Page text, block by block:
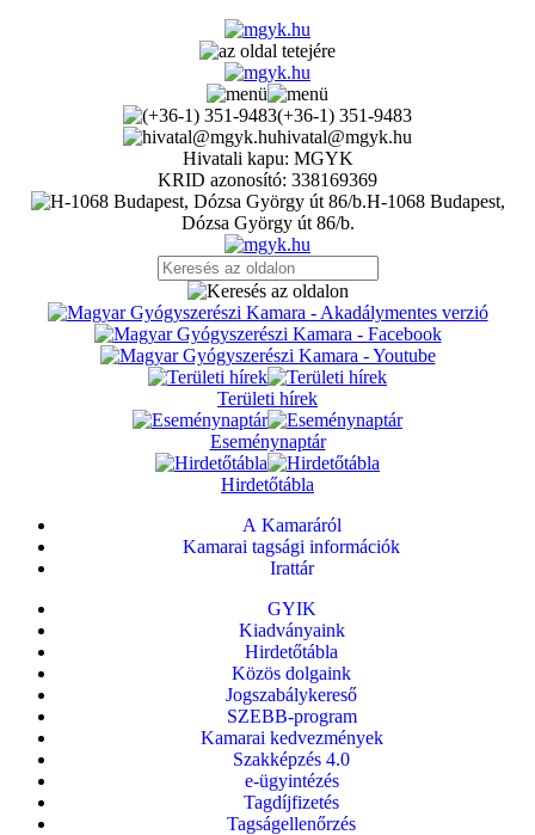
(+36-1) 351-9483
hivatal@mgyk.hu
Hivatali kapu: MGYK
KRID azonosító: 338169369
H-1068 Budapest,
Dózsa György út 86/b.
Területi hírek
Eseménynaptár
Hirdetőtábla
A Kamaráról
Kamarai tagsági információk
Irattár
GYIK
Kiadványaink
Hirdetőtábla
Közös dolgaink
Jogszabálykereső
SZEBB-program
Kamarai kedvezmények
Szakképzés 4.0
e-ügyintézés
Tagdíjfizetés
Tagságellenőrzés